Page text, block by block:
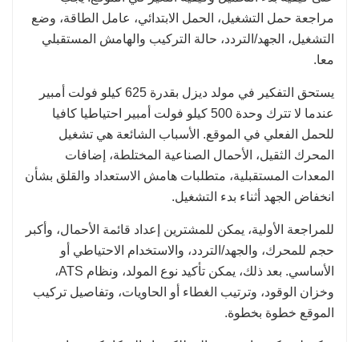
مراجعة حمل التشغيل، الحمل الابتدائي، عامل الطاقة، وضع
التشغيل، الجهد/التردد، حالة التركيب والهامش المستقبلي
معا.
يستحق التفكير في مولد ديزل بقدرة 625 كيلو فولت أمبير
عندما لا تترك وحدة 500 كيلو فولت أمبير احتياطيا كافيا
للحمل الفعلي في الموقع. الأسباب الشائعة هي تشغيل
المحرك الثقيل، الأحمال الصناعية المختلطة، إضافات
المعدات المستقبلية، متطلبات هامش الاستعداد والقلق بشأن
انخفاض الجهد أثناء بدء التشغيل.
للمراجعة الأولية، يمكن للمشترين إعداد قائمة الأحمال، وأكبر
حجم للمحرك، والجهد/التردد، والاستخدام الاحتياطي أو
الأساسي. بعد ذلك، يمكن تأكيد نوع المولد، ونظام ATS،
وخزان الوقود، وترتيب الغطاء أو الحاويات، وتفاصيل تركيب
الموقع خطوة بخطوة.